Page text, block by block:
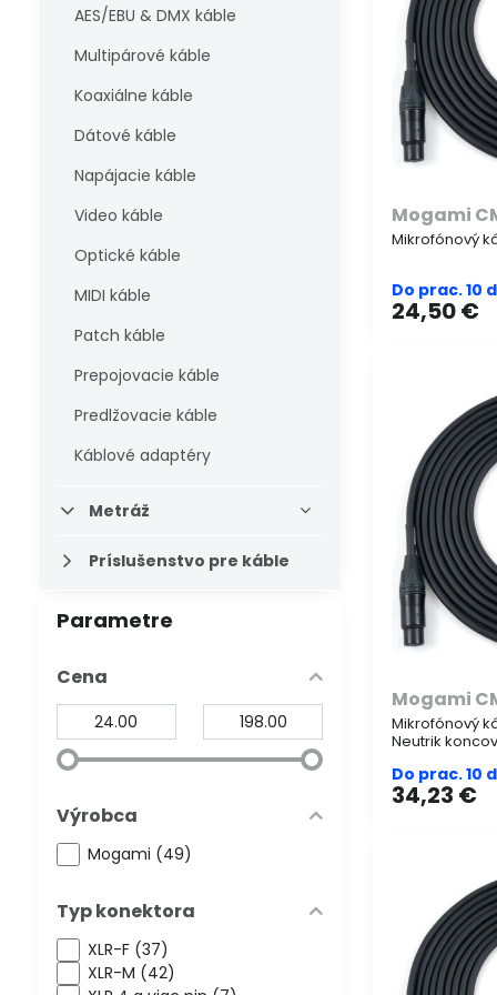
Mogami
Mikrofónový
Do prac. 10
24,50 €
Mogami
Mikrofónový
Neutrik
Do prac. 10
34,23 €
Parametre
Cena
Výrobca
Mogami (49)
Typ konektora
XLR-F (37)
XLR-M (42)
AES/EBU & DMX káble
Multipárové káble
Koaxiálne káble
Dátové káble
Napájacie káble
Video káble
Optické káble
MIDI káble
Patch káble
Prepojovacie káble
Predlžovacie káble
Káblové adaptéry
Metráž
Príslušenstvo pre káble